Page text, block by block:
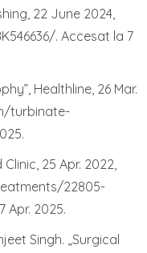
22 June 2024,
. Accesat la 7
Healthline, 26 Mar.
turbinate-
25 Apr. 2022,
22805-
Apr. 2025.
Singh. „Surgical